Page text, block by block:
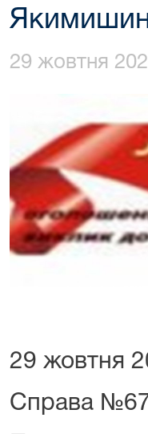
29 жовтня
29 жовтня
Справа